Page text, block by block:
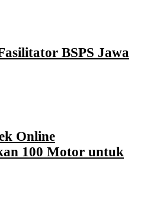
BSPS Jawa
Online
100 Motor untuk